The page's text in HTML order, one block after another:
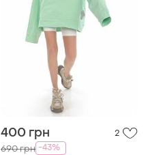
400 грн 2
690 грн -43%